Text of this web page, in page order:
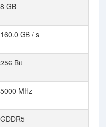
8 GB
160.0 GB / s
256 Bit
5000 MHz
GDDR5